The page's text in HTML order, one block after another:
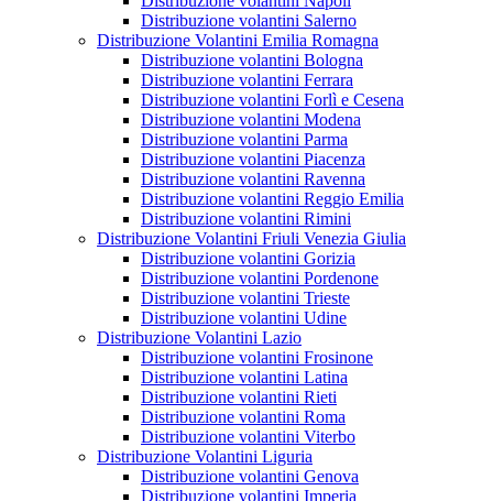
Distribuzione volantini Salerno
Distribuzione Volantini Emilia Romagna
Distribuzione volantini Bologna
Distribuzione volantini Ferrara
Distribuzione volantini Forlì e Cesena
Distribuzione volantini Modena
Distribuzione volantini Parma
Distribuzione volantini Piacenza
Distribuzione volantini Ravenna
Distribuzione volantini Reggio Emilia
Distribuzione volantini Rimini
Distribuzione Volantini Friuli Venezia Giulia
Distribuzione volantini Gorizia
Distribuzione volantini Pordenone
Distribuzione volantini Trieste
Distribuzione volantini Udine
Distribuzione Volantini Lazio
Distribuzione volantini Frosinone
Distribuzione volantini Latina
Distribuzione volantini Rieti
Distribuzione volantini Roma
Distribuzione volantini Viterbo
Distribuzione Volantini Liguria
Distribuzione volantini Genova
Distribuzione volantini Imperia